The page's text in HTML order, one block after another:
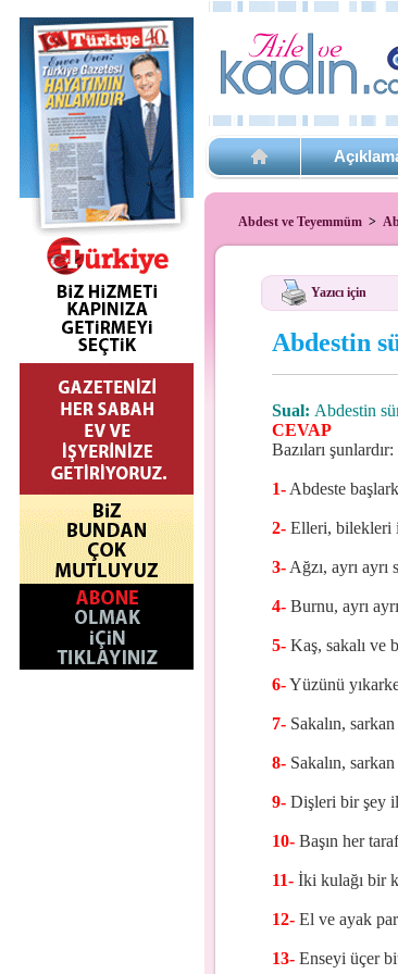
Abdest ve Teyemmüm >
Yazıcı için
Abdestin
Sual: Abdestin
CEVAP
Bazıları şunlardır:
1-Abdeste
2-Elleri, bilekleri
3-Ağzı, ayrı ayrı
4-Burnu, ayrı
5-Kaş, sakalı ve
6-Yüzünü
7-Sakalın, sarkan
8-Sakalın, sarkan
9-Dişleri bir şey
10-Başın her
11-İki kulağı bir
12-El ve ayak
13-Enseyi üçer